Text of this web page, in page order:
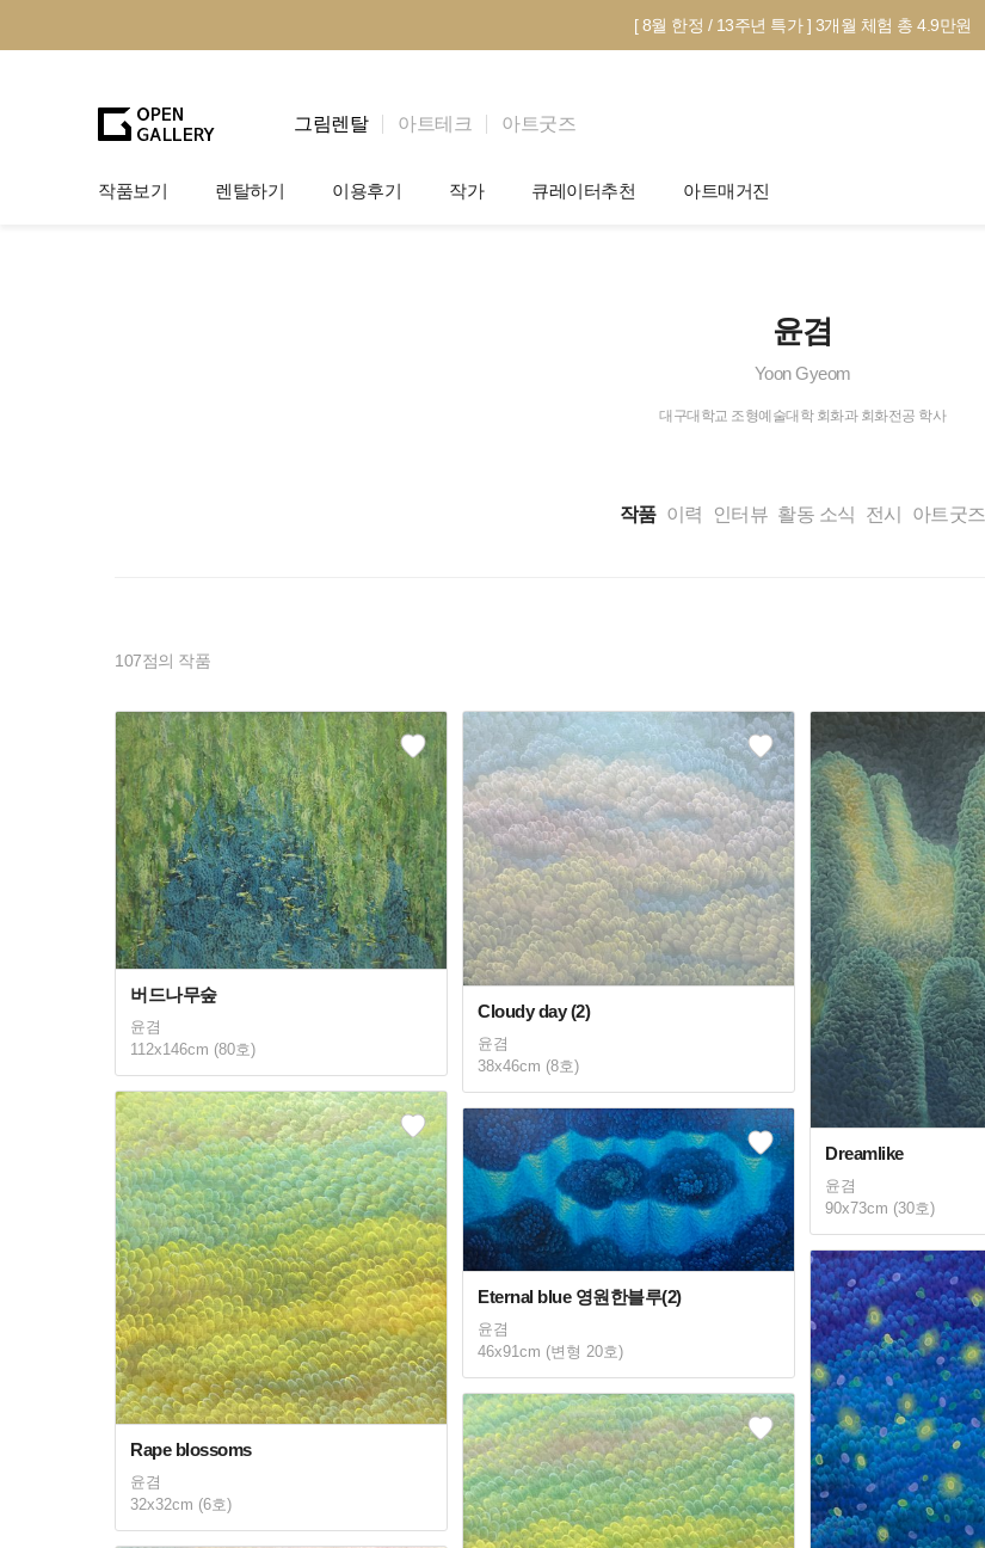
[ 8월 한정 / 13주년 특가 ] 3개월 체험 총 4.9만원
그림렌탈 아트테크 아트굿즈
작품보기 렌탈하기 이용후기 작가 큐레이터추천 아트매거진
아트 딕셔너리윤겸
Yoon Gyeom
대구대학교 조형예술대학 회화과 회화전공 학사
작품 이력 인터뷰 활동 소식 전시 아트굿즈
107점의 작품
버드나무숲
윤겸
112x146cm (80호)
Cloudy day (2)
윤겸
38x46cm (8호)
Dreamlike
윤겸
90x73cm (30호)
Rape blossoms
윤겸
32x32cm (6호)
Eternal blue 영원한블루(2)
윤겸
46x91cm (변형 20호)